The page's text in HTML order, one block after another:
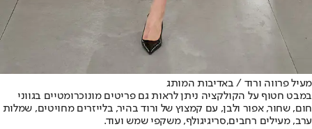
מעיל פרווה ורוד / באדיבות המותג
במבט חטוף על הקולקציה ניתן לראות גם פריטים מונוכרומטיים בגווני
חום, שחור, אפור ולבן, עם קמצוץ של ורוד בהיר, בלייזרים מחויטים, שמלות
ערב, מעילים רחבים,סריגיגולף, משקפי שמש ועוד.